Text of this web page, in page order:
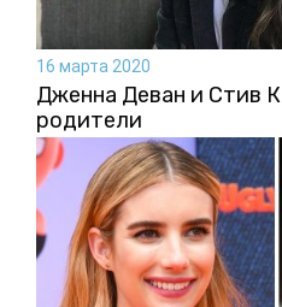
16 марта 2020
Дженна Деван и Стив
родители